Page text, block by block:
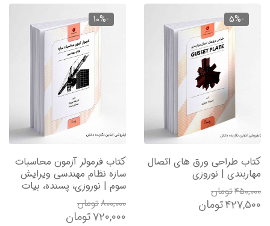
-5%
کتاب طراحی ورق های اتصال
مهاربندی | نوروزی
۴۵۰,۰۰۰تومان
۴۲۷,۵۰۰تومان
-10%
کتاب فرمولر آزمون محاسبات
سازه نظام مهندسی ویرایش
سوم | نوروزی، پسنده، بیات
۸۰۰,۰۰۰تومان
۷۲۰,۰۰۰تومان